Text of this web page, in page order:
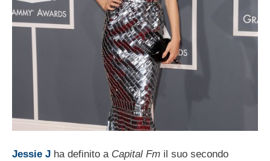
Jessie J ha definito aCapital Fm il suo secondo